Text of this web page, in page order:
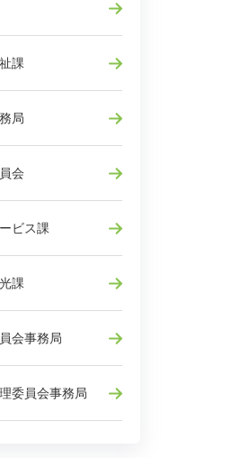
課
局
会
ビス課
課
事務局
員会事務局